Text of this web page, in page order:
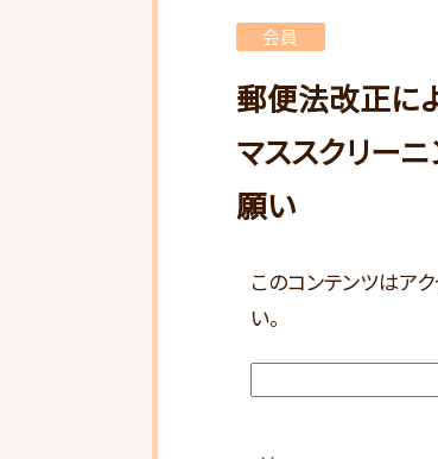
郵便法改正に
マススクリー
願い
会員
このコンテンツはア
い。